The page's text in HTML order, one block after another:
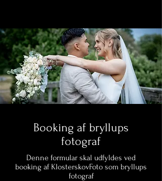
Booking af bryllups
fotograf
Denne formular skal udfyldes ved
booking af KlosterskovFoto som bryllups
fotograf